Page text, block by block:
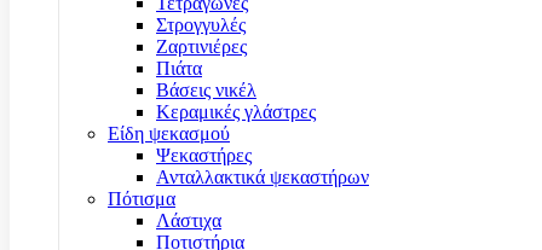
Στρογγυλές
Ζαρτινιέρες
Πιάτα
Βάσεις νικέλ
Κεραμικές γλάστρες
Είδη ψεκασμού
Ψεκαστήρες
Ανταλλακτικά ψεκαστήρων
Πότισμα
Λάστιχα
Ποτιστήρια